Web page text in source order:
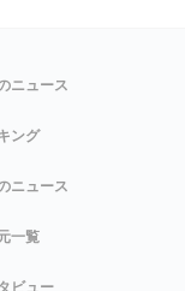
ニュース
ング
ニュース
一覧